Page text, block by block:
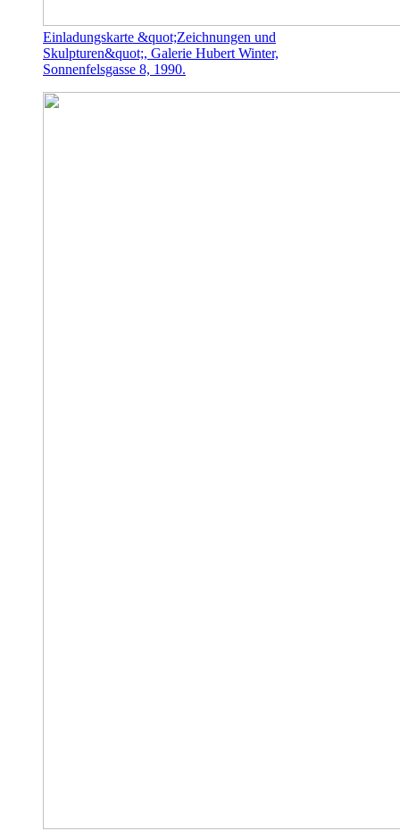
Einladungskarte &quot;Zeichnungen und
Skulpturen&quot;, Galerie Hubert Winter,
Sonnenfelsgasse 8, 1990.